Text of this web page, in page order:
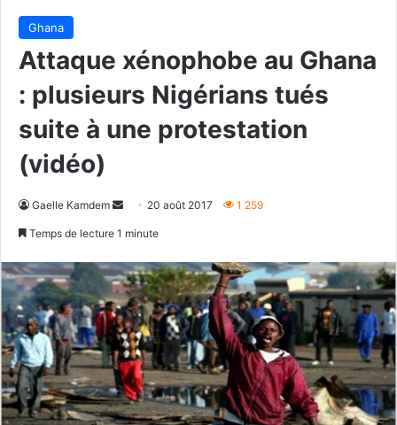
Ghana
Attaque xénophobe au Ghana
: plusieurs Nigérians tués
suite à une protestation
(vidéo)
Gaelle Kamdem
Envoyer20 août 2017 1 259
Temps de lecture 1 minute